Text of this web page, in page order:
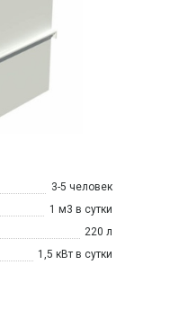
3-5 человек
1 м3 в сутки
220 л
1,5 кВт в сутки